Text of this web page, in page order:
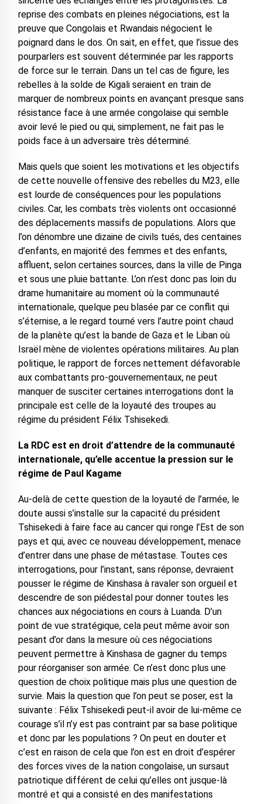
reprise des combats en pleines négociations, est la
preuve que Congolais et Rwandais négocient le
poignard dans le dos. On sait, en effet, que l’issue des
pourparlers est souvent déterminée par les rapports
de force sur le terrain. Dans un tel cas de figure, les
rebelles à la solde de Kigali seraient en train de
marquer de nombreux points en avançant presque sans
résistance face à une armée congolaise qui semble
avoir levé le pied ou qui, simplement, ne fait pas le
poids face à un adversaire très déterminé.
Mais quels que soient les motivations et les objectifs
de cette nouvelle offensive des rebelles du M23, elle
est lourde de conséquences pour les populations
civiles. Car, les combats très violents ont occasionné
des déplacements massifs de populations. Alors que
l’on dénombre une dizaine de civils tués, des centaines
d’enfants, en majorité des femmes et des enfants,
affluent, selon certaines sources, dans la ville de Pinga
et sous une pluie battante. L’on n’est donc pas loin du
drame humanitaire au moment où la communauté
internationale, quelque peu blasée par ce conflit qui
s’éternise, a le regard tourné vers l’autre point chaud
de la planète qu’est la bande de Gaza et le Liban où
Israël mène de violentes opérations militaires. Au plan
politique, le rapport de forces nettement défavorable
aux combattants pro-gouvernementaux, ne peut
manquer de susciter certaines interrogations dont la
principale est celle de la loyauté des troupes au
régime du président Félix Tshisekedi.
La RDC est en droit d’attendre de la communauté
internationale, qu’elle accentue la pression sur le
régime de Paul Kagame
Au-delà de cette question de la loyauté de l’armée, le
doute aussi s’installe sur la capacité du président
Tshisekedi à faire face au cancer qui ronge l’Est de son
pays et qui, avec ce nouveau développement, menace
d’entrer dans une phase de métastase. Toutes ces
interrogations, pour l’instant, sans réponse, devraient
pousser le régime de Kinshasa à ravaler son orgueil et
descendre de son piédestal pour donner toutes les
chances aux négociations en cours à Luanda. D’un
point de vue stratégique, cela peut même avoir son
pesant d’or dans la mesure où ces négociations
peuvent permettre à Kinshasa de gagner du temps
pour réorganiser son armée. Ce n’est donc plus une
question de choix politique mais plus une question de
survie. Mais la question que l’on peut se poser, est la
suivante : Félix Tshisekedi peut-il avoir de lui-même ce
courage s’il n’y est pas contraint par sa base politique
et donc par les populations ? On peut en douter et
c’est en raison de cela que l’on est en droit d’espérer
des forces vives de la nation congolaise, un sursaut
patriotique différent de celui qu’elles ont jusque-là
montré et qui a consisté en des manifestations